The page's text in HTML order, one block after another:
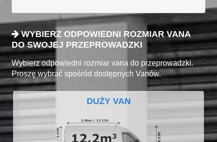
WYBIERZ ODPOWIEDNI ROZMIAR VANA
DO SWOJEJ PRZEPROWADZKI
Wybierz odpowiedni rozmiar vana do przeprowadzki.
Proszę wybrać spośród dostępnych Vanów.
DUŻY VAN